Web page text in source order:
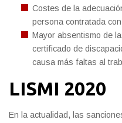
Costes de la
persona contratada
Mayor absentismo de
certificado de
causa más faltas al
LISMI 2020
En la actualidad, las